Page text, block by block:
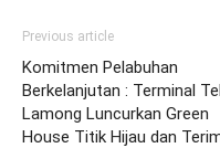
Previous article
Komitmen Pelabuhan
Berkelanjutan : Terminal
Lamong Luncurkan Green
House Titik Hijau dan